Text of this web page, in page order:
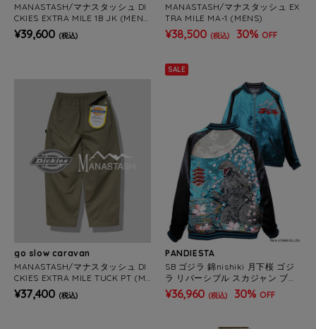
MANASTASH/マナスタッシュ DI
CKIES EXTRA MILE 1B JK (MEN
S)
¥39,600 (税込)
MANASTASH/マナスタッシュ EX
TRA MILE MA-1 (MENS)
¥38,500 (税込) 30% OFF
go slow caravan
MANASTASH/マナスタッシュ DI
CKIES EXTRA MILE TUCK PT (ME
NS)
¥37,400 (税込)
SALE
PANDIESTA
SB ゴジラ 錦nishiki 月下桜 ゴジ
ラ リバーシブル スカジャン ブル
ーグリーン(564362 MENS)
¥36,960 (税込) 30% OFF